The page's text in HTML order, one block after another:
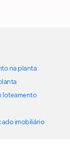
na planta
loteamento
imobiliário